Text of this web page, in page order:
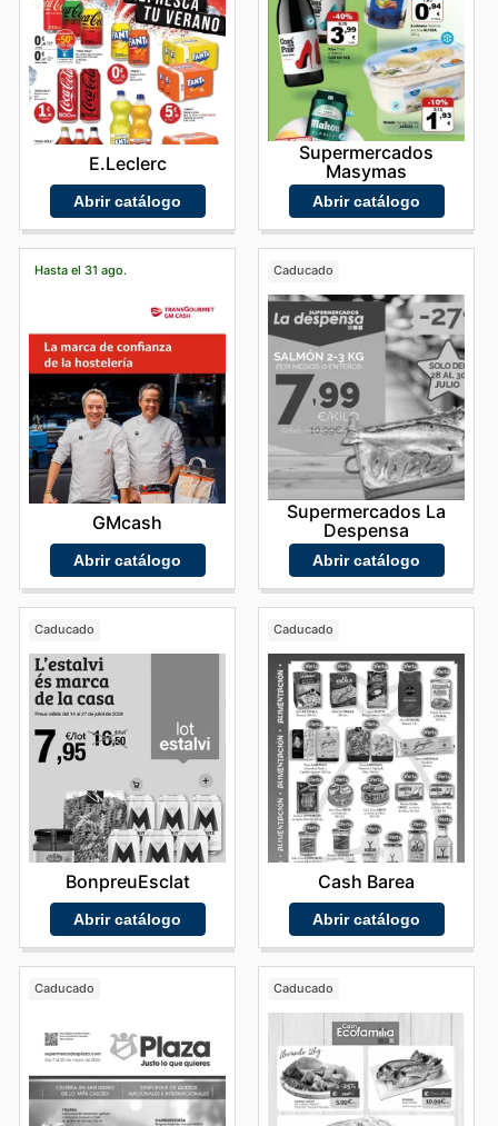
E.Leclerc
Abrir catálogo
Supermercados
Masymas
Abrir catálogo
Hasta el 31 ago.
GMcash
Abrir catálogo
Caducado
Supermercados La
Despensa
Abrir catálogo
Caducado
BonpreuEsclat
Abrir catálogo
Caducado
Cash Barea
Abrir catálogo
Caducado Caducado